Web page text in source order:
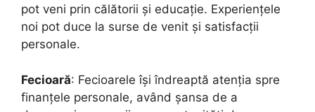
pot veni prin călătorii și educație. Experiențele
noi pot duce la surse de venit și satisfacții
personale.
Fecioară: Fecioarele își îndreaptă atenția spre
finanțele personale, având șansa de a